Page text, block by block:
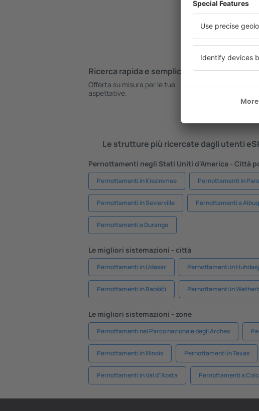
Ricerca rapida e semplice
Offerta su misura per le tue
aspettative.
Pianifica
Le strutture più ricercate dagli utenti
Pernottamenti negli Stati Uniti d'America - Città
Pernottamenti in Kissimmee Pernottamenti in
Pernottamenti in Sevierville Pernottamenti a
Pernottamenti a Durango
Le migliori sistemazioni - città
Pernottamenti in Udasar Pernottamenti in
Pernottamenti in Baošići Pernottamenti in
Le migliori sistemazioni - zone
Pernottamenti nel Parco nazionale degli Arches
Pernottamenti in Illinois Pernottamenti in Texas
Pernottamenti in Val d''Aosta Pernottamenti a